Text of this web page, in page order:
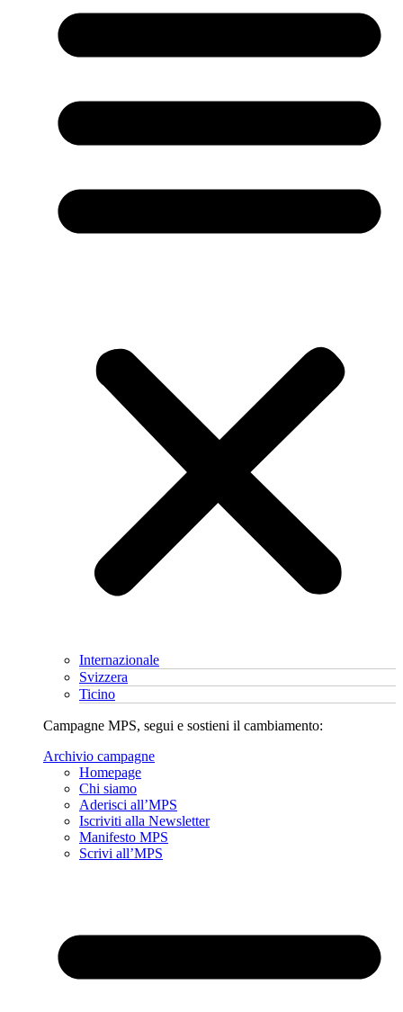
Internazionale
Svizzera
Ticino
Campagne MPS, segui e sostieni il cambiamento:
Archivio campagne
Homepage
Chi siamo
Aderisci all’MPS
Iscriviti alla Newsletter
Manifesto MPS
Scrivi all’MPS